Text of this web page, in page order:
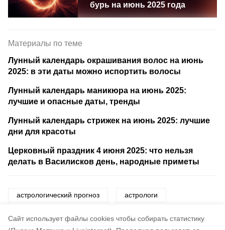
Cайт использует файлы cookies чтобы собирать статистику
бурь на июнь 2025 года
Материалы по теме
Лунный календарь окрашивания волос на июнь
2025: в эти даты можно испортить волосы
Лунный календарь маникюра на июнь 2025:
лучшие и опасные даты, тренды
Лунный календарь стрижек на июнь 2025: лучшие
дни для красоты
Церковный праздник 4 июня 2025: что нельзя
делать в Василисков день, народные приметы
астрологический прогноз астрологи
гороскоп знаки зодиака звезды